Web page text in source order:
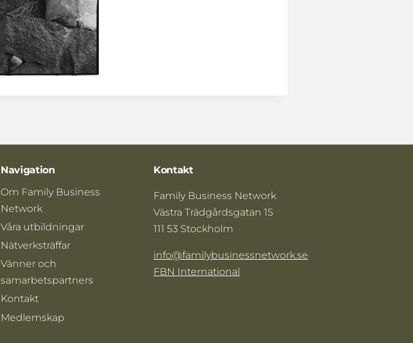
Navigation
Om Family Business
Network
Våra utbildningar
Nätverksträffar
Vänner och
samarbetspartners
Kontakt
Medlemskap
Kontakt
Family Business Network
Västra Trädgårdsgatan 15
111 53 Stockholm
info@familybusinessnetwork.se
FBN International